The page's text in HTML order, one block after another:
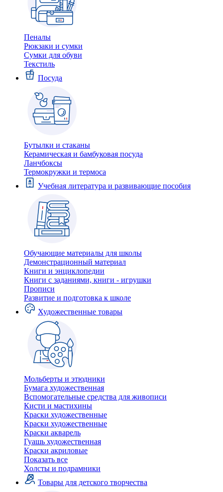
Пеналы
Рюкзаки и сумки
Сумки для обуви
Текстиль
Посуда
Бутылки и стаканы
Керамическая и бамбуковая посуда
Ланчбоксы
Термокружки и термоса
Учебная литература и развивающие пособия
Обучающие материалы для школы
Демонстрационный материал
Книги и энциклопедии
Книги с заданиями, книги - игрушки
Прописи
Развитие и подготовка к школе
Художественные товары
Мольберты и этюдники
Бумага художественная
Вспомогательные средства для живописи
Кисти и мастихины
Краски художественные
Краски художественные
Краски акварель
Гуашь художественная
Краски акриловые
Показать все
Холсты и подрамники
Товары для детского творчества